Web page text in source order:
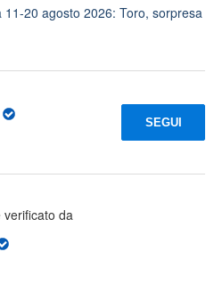
20 agosto 2026: Toro, sorpresa
SEGUI
da